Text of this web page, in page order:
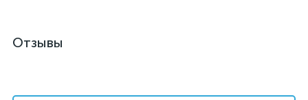
Отзывы